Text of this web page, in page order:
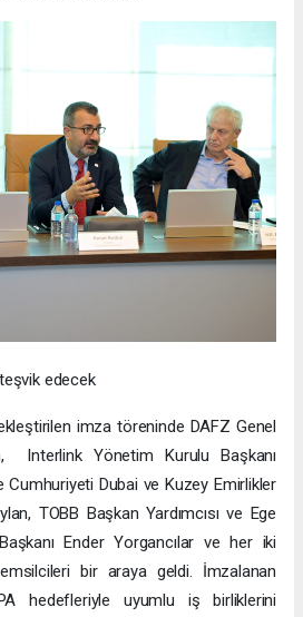
teşvik edecek
imza töreninde DAFZ Genel
Interlink Yönetim Kurulu Başkanı
Cumhuriyeti Dubai ve Kuzey Emirlikler
TOBB Başkan Yardımcısı ve Ege
Ender Yorgancılar ve her iki
bir araya geldi. İmzalanan
hedefleriyle uyumlu iş birliklerini